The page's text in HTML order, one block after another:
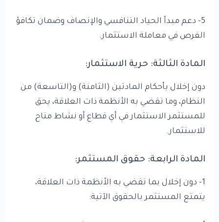
5- دعم مبدأ الحياد التنافسي والإنصاف وضمان تكافؤ
الفرص في معاملة الاستثمار.
المادة الثالثة: حرية الاستثمار:
دون إخلال بأحكام المادتين (الثامنة) و(التاسعة) من
النظام، وما تقضي به الأنظمة ذات العلاقة، يحق
للمستثمر الاستثمار في أي قطاع أو نشاط متاح
للاستثمار.
المادة الرابعة: حقوق المستثمر:
1- دون إخلال بما تقضي به الأنظمة ذات العلاقة،
يتمتع المستثمر بالحقوق الآتية: